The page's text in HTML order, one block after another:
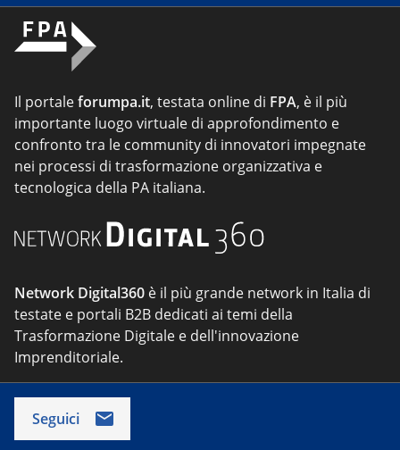
Il portaleforumpa.it, testata online di FPA, è il più
importante luogo virtuale di approfondimento e
confronto tra le community di innovatori impegnate
nei processi di trasformazione organizzativa e
tecnologica della PA italiana.
Network Digital360 è il più grande network in Italia di
testate e portali B2B dedicati ai temi della
Trasformazione Digitale e dell'innovazione
Imprenditoriale.
Seguici